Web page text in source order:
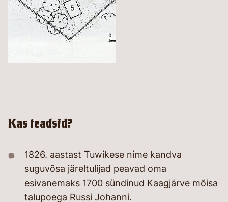
Kas teadsid?
1826. aastast Tuwikese nime kandva
suguvõsa järeltulijad peavad oma
esivanemaks 1700 sündinud Kaagjärve mõisa
talupoega Russi Johanni.